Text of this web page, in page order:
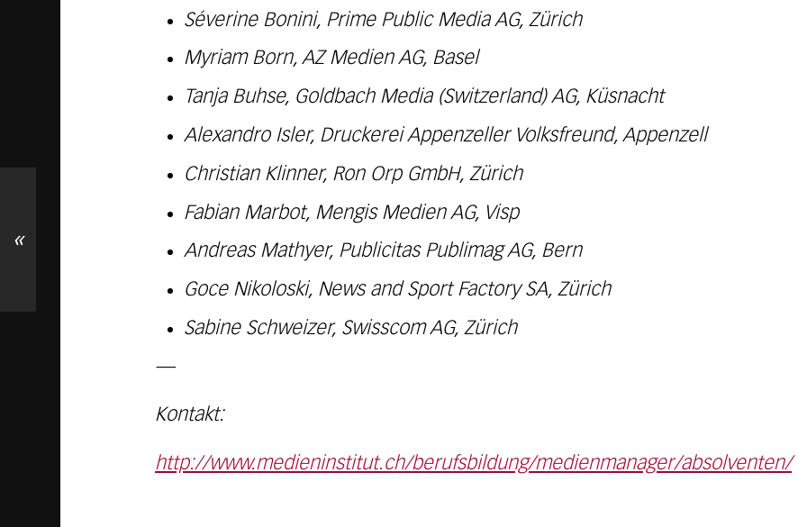
Séverine Bonini, Prime Public Media AG, Zürich
Myriam Born, AZ Medien AG, Basel
Tanja Buhse, Goldbach Media (Switzerland) AG, Küsnacht
Alexandro Isler, Druckerei Appenzeller Volksfreund, Appenzell
Christian Klinner, Ron Orp GmbH, Zürich
Fabian Marbot, Mengis Medien AG, Visp
Andreas Mathyer, Publicitas Publimag AG, Bern
Goce Nikoloski, News and Sport Factory SA, Zürich
Sabine Schweizer, Swisscom AG, Zürich
—
Kontakt:
http://www.medieninstitut.ch/berufsbildung/medienmanager/absolventen/
«